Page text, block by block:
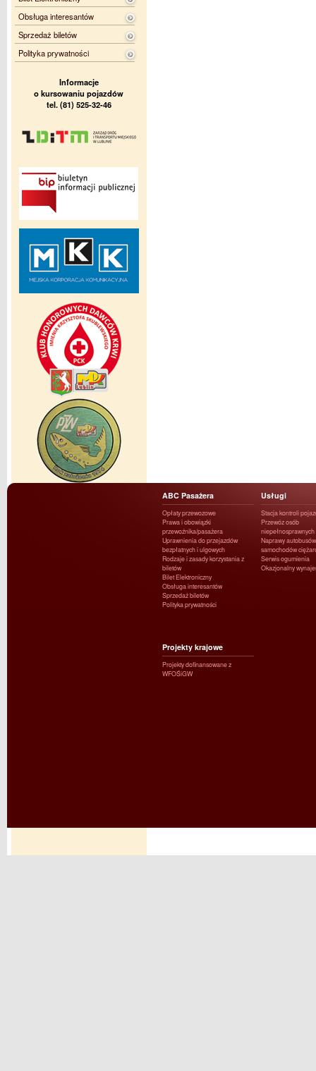
Obsługa interesantów
Sprzedaż biletów
Polityka prywatności
Informacje
o kursowaniu pojazdów
tel. (81) 525-32-46
ABC Pasażera
Opłaty przewozowe
Prawa i obowiązki
przewoźnika/pasażera
Uprawnienia do przejazdów
bezpłatnych i ulgowych
Rodzaje i zasady korzystania z
biletów
Bilet Elektroniczny
Obsługa interesantów
Sprzedaż biletów
Polityka prywatności
Usługi
Stacja kontroli
Przewóz osób
niepełnosprawnych
Naprawy
samochodów
Serwis ogumienia
Okazjonalny
Projekty krajowe
Projekty dofinansowane z
WFOŚiGW